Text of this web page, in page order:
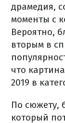
драмедия,
моменты с
Вероятно,
вторым в
что
2019 в
По
который